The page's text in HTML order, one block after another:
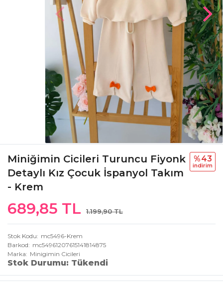
Miniğimin Cicileri Turuncu Fiyonk
Detaylı Kız Çocuk İspanyol Takım
- Krem
689,85 TL 1.199,90 TL
%43
i̇ndi̇ri̇m
Stok Kodu
mc5496-Krem
Barkod
mc54961207615141814875
Marka
Minigimin Cicileri
Stok Durumu Tükendi